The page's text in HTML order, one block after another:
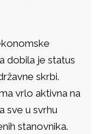
dobila je status
skrbi.
vrlo aktivna na
sve u svrhu
stanovnika.